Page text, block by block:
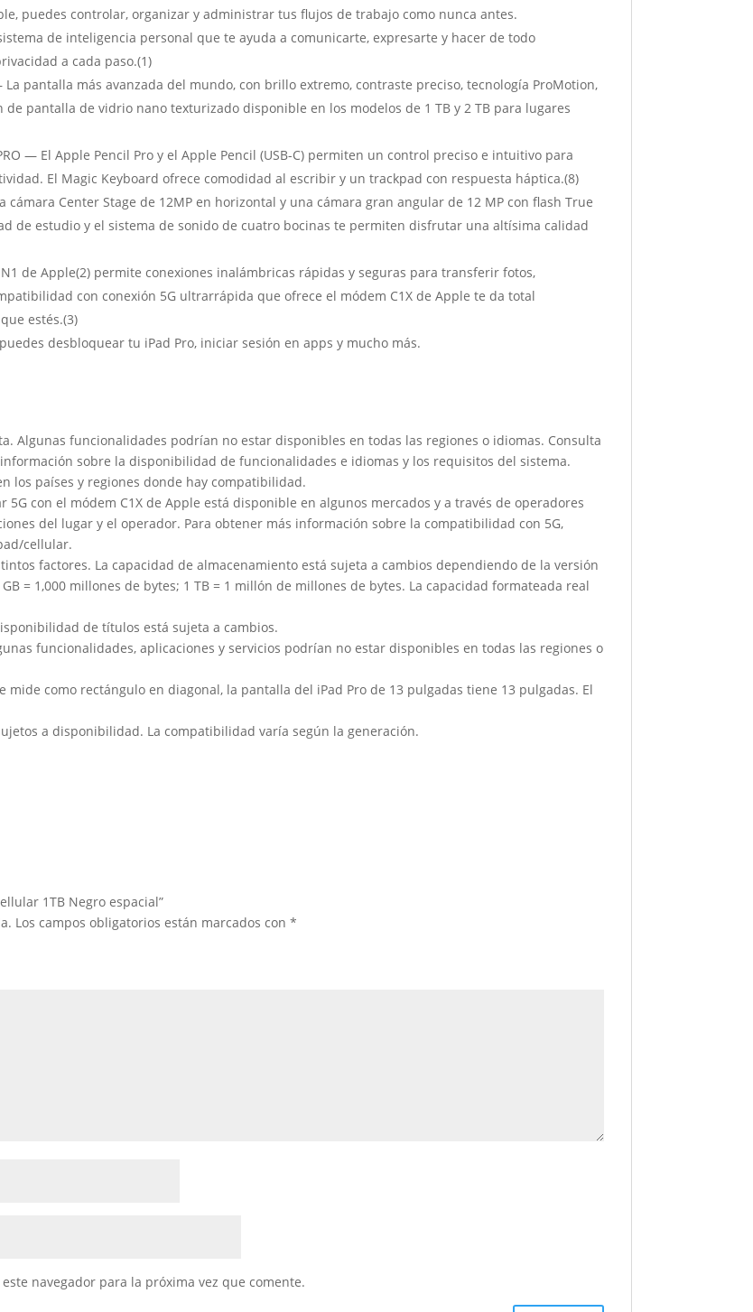
puedes controlar, organizar y administrar tus flujos de trabajo como nunca antes.
de inteligencia personal que te ayuda a comunicarte, expresarte y hacer de todo
a cada paso.(1)
— La pantalla más avanzada del mundo, con brillo extremo, contraste preciso, tecnología ProMotion,
de pantalla de vidrio nano texturizado disponible en los modelos de 1 TB y 2 TB para lugares
PRO — El Apple Pencil Pro y el Apple Pencil (USB-C) permiten un control preciso e intuitivo para
El Magic Keyboard ofrece comodidad al escribir y un trackpad con respuesta háptica.(8)
cámara Center Stage de 12MP en horizontal y una cámara gran angular de 12 MP con flash True
de estudio y el sistema de sonido de cuatro bocinas te permiten disfrutar una altísima calidad
N1 de Apple(2) permite conexiones inalámbricas rápidas y seguras para transferir fotos,
con conexión 5G ultrarrápida que ofrece el módem C1X de Apple te da total
estés.(3)
puedes desbloquear tu iPad Pro, iniciar sesión en apps y mucho más.
Algunas funcionalidades podrían no estar disponibles en todas las regiones o idiomas. Consulta
sobre la disponibilidad de funcionalidades e idiomas y los requisitos del sistema.
los países y regiones donde hay compatibilidad.
con el módem C1X de Apple está disponible en algunos mercados y a través de operadores
del lugar y el operador. Para obtener más información sobre la compatibilidad con 5G,
cellular.
factores. La capacidad de almacenamiento está sujeta a cambios dependiendo de la versión
= 1,000 millones de bytes; 1 TB = 1 millón de millones de bytes. La capacidad formateada real
de títulos está sujeta a cambios.
funcionalidades, aplicaciones y servicios podrían no estar disponibles en todas las regiones o
mide como rectángulo en diagonal, la pantalla del iPad Pro de 13 pulgadas tiene 13 pulgadas. El
a disponibilidad. La compatibilidad varía según la generación.
1TB Negro espacial”
Los campos obligatorios están marcados con*
navegador para la próxima vez que comente.